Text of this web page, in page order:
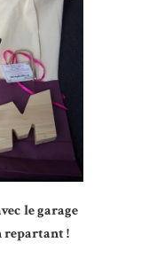
le garage
repartant !